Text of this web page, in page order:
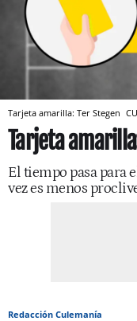
Tarjeta amarilla: Ter Stegen
Tarjeta
El tiempo pasa para
vez es menos
Redacción Culemanía